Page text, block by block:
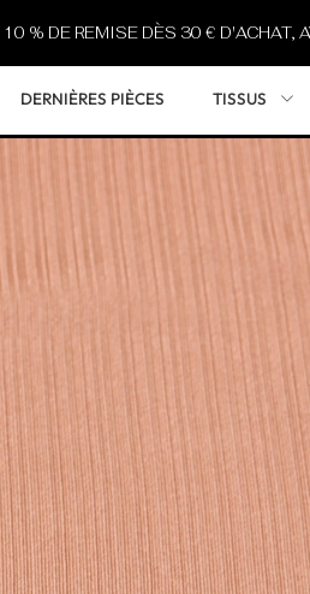
DÈS 30 € D'ACHAT, AVEC LE
DERNIÈRES PIÈCES TISSUS